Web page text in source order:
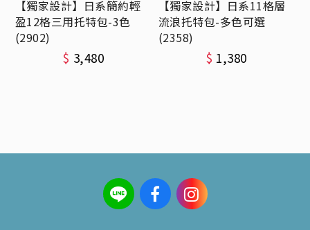
【獨家設計】日系簡約輕
盈12格三用托特包-3色
(2902)
$ 3,480
【獨家設計】日系11格層
流浪托特包-多色可選
(2358)
$ 1,380